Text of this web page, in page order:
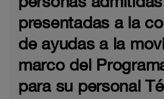
presentadas a la
de ayudas a la
marco del
para su personal